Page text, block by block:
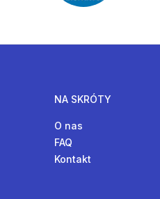
NA SKRÓTY
O nas
FAQ
Kontakt